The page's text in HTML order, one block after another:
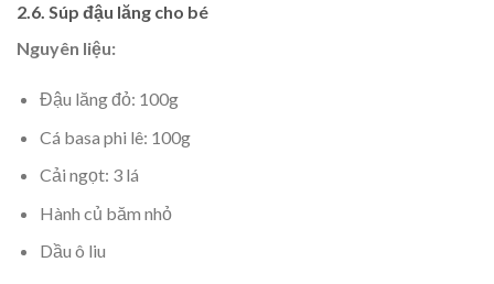
2.6. Súp đậu lăng cho bé
Nguyên liệu:
Đậu lăng đỏ: 100g
Cá basa phi lê: 100g
Cải ngọt: 3 lá
Hành củ băm nhỏ
Dầu ô liu